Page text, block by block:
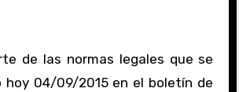
de las normas legales que se
hoy 04/09/2015 en el boletín de